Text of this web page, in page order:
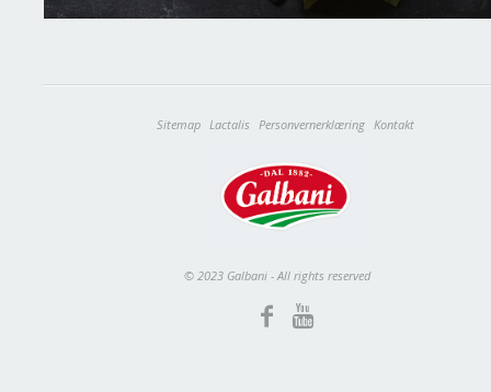
Sitemap Lactalis Personvernerklæring Kontakt
© 2023 Galbani - All rights reserved